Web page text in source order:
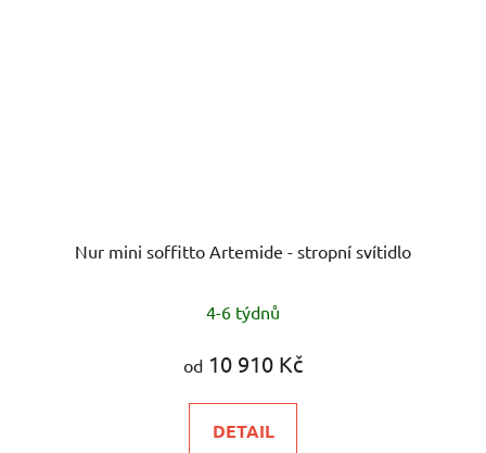
Nur mini soffitto Artemide - stropní svítidlo
4-6 týdnů
od 10 910 Kč
DETAIL